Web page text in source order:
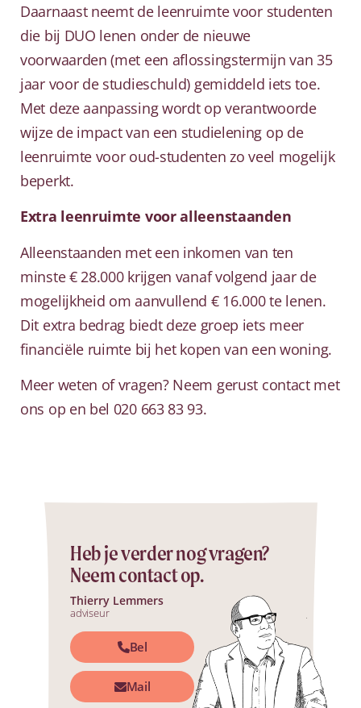
Daarnaast neemt de leenruimte voor studenten
die bij DUO lenen onder de nieuwe
voorwaarden (met een aflossingstermijn van 35
jaar voor de studieschuld) gemiddeld iets toe.
Met deze aanpassing wordt op verantwoorde
wijze de impact van een studielening op de
leenruimte voor oud-studenten zo veel mogelijk
beperkt.
Extra leenruimte voor alleenstaanden
Alleenstaanden met een inkomen van ten
minste € 28.000 krijgen vanaf volgend jaar de
mogelijkheid om aanvullend € 16.000 te lenen.
Dit extra bedrag biedt deze groep iets meer
financiële ruimte bij het kopen van een woning.
Meer weten of vragen? Neem gerust contact met
ons op en bel 020 663 83 93.
Heb je verder nog vragen?
Neem contact op.
Thierry Lemmers
adviseur
Bel
Mail